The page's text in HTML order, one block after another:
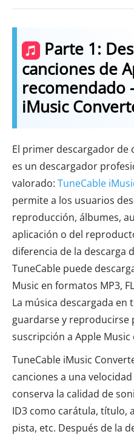
Parte 1:
canciones de
recomendado
iMusic
El primer descargador de
es un descargador
valorado: TuneCable
permite a los usuarios
reproducción, álbumes,
aplicación o del
diferencia de la descarga
TuneCable puede
Music en formatos MP3,
La música descargada
guardarse y reproducirse
suscripción a Apple Music
TuneCable iMusic
canciones a una
conserva la calidad de
ID3 como carátula, título,
pista, etc. Después de la